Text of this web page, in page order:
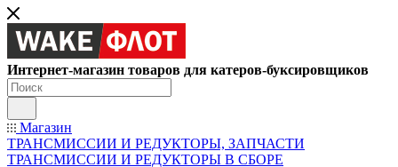
Интернет-магазин товаров для катеров-буксировщиков
Магазин
ТРАНСМИССИИ И РЕДУКТОРЫ, ЗАПЧАСТИ
ТРАНСМИССИИ И РЕДУКТОРЫ В СБОРЕ